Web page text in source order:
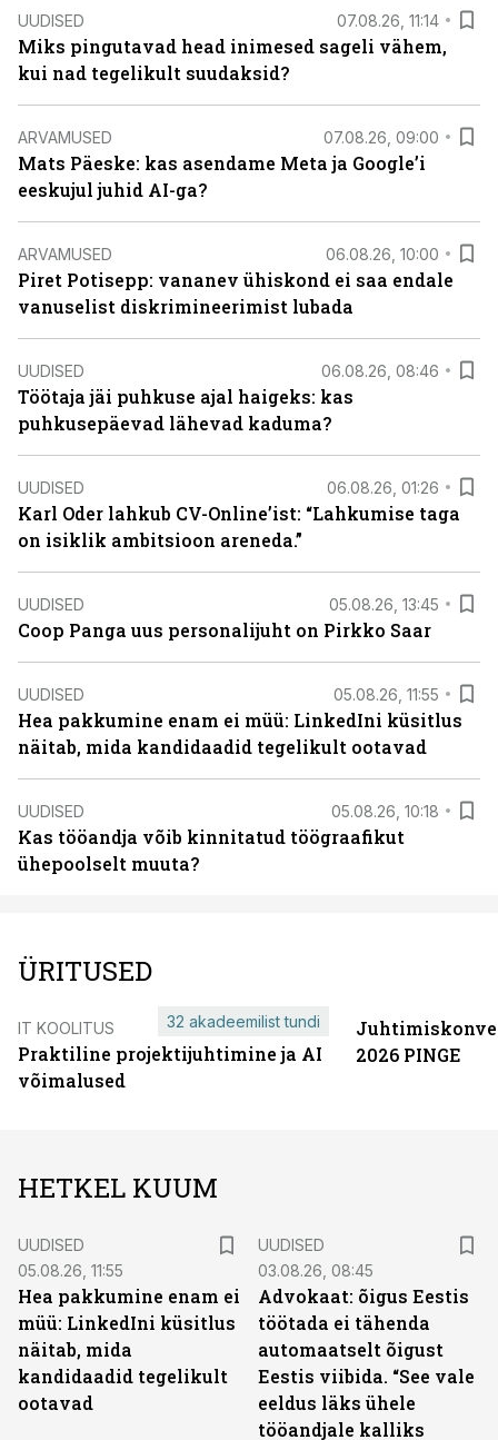
UUDISED 07.08.26, 11:14
Miks pingutavad head inimesed sageli vähem,
kui nad tegelikult suudaksid?
ARVAMUSED 07.08.26, 09:00
Mats Päeske: kas asendame Meta ja Google’i
eeskujul juhid AI-ga?
ARVAMUSED 06.08.26, 10:00
Piret Potisepp: vananev ühiskond ei saa endale
vanuselist diskrimineerimist lubada
UUDISED 06.08.26, 08:46
Töötaja jäi puhkuse ajal haigeks: kas
puhkusepäevad lähevad kaduma?
UUDISED 06.08.26, 01:26
Karl Oder lahkub CV-Online’ist: “Lahkumise taga
on isiklik ambitsioon areneda.”
UUDISED 05.08.26, 13:45
Coop Panga uus personalijuht on Pirkko Saar
UUDISED 05.08.26, 11:55
Hea pakkumine enam ei müü: LinkedIni küsitlus
näitab, mida kandidaadid tegelikult ootavad
UUDISED 05.08.26, 10:18
Kas tööandja võib kinnitatud töögraafikut
ühepoolselt muuta?
ÜRITUSED
IT KOOLITUS
Praktiline projektijuhtimine ja AI
võimalused
32 akadeemilist tundi
2026 PINGE
HETKEL KUUM
UUDISED
05.08.26, 11:55
Hea pakkumine enam ei
müü: LinkedIni küsitlus
näitab, mida
kandidaadid tegelikult
ootavad
UUDISED
03.08.26, 08:45
Advokaat: õigus Eestis
töötada ei tähenda
automaatselt õigust
Eestis viibida. “See vale
eeldus läks ühele
tööandjale kalliks